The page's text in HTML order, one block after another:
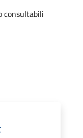
consultabili